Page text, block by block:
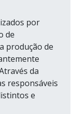
por
de
produção de
da
responsáveis
e